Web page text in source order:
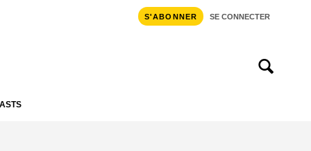
S'ABONNER SE CONNECTER